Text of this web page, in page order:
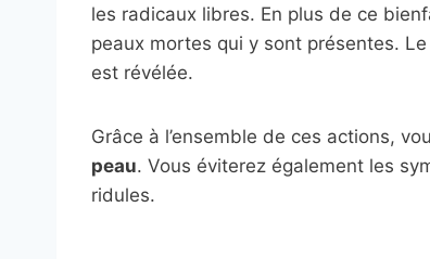
les radicaux libres. En plus de ce
peaux mortes qui y sont présentes.
est révélée.
Grâce à l’ensemble de ces actions,
peau. Vous éviterez également les
ridules.